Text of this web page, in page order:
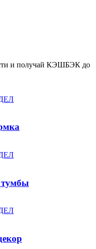
и получай КЭШБЭК до